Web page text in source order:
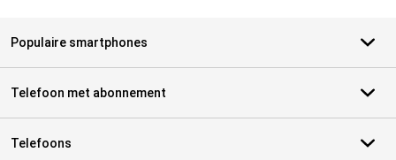
Populaire smartphones
Telefoon met abonnement
Telefoons